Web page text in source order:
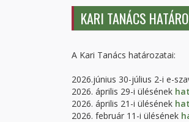
KARI TANÁCS
A Kari Tanács határozatai:
2026.június 30-július 2-i e-
2026. április 29-i ülésének
2026. április 21-i ülésének
2026. február 11-i ülésének